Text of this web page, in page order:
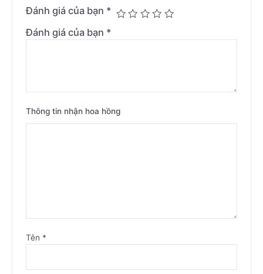
Đánh giá của bạn *
Đánh giá của bạn *
Thông tin nhận hoa hồng
Tên *